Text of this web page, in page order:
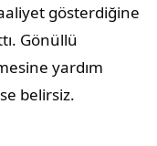
faaliyet gösterdiğine
Gönüllü
yardım
belirsiz.